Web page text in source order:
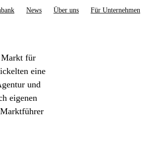
News Über uns Für Unternehmen
Markt für
eine
und
eigenen